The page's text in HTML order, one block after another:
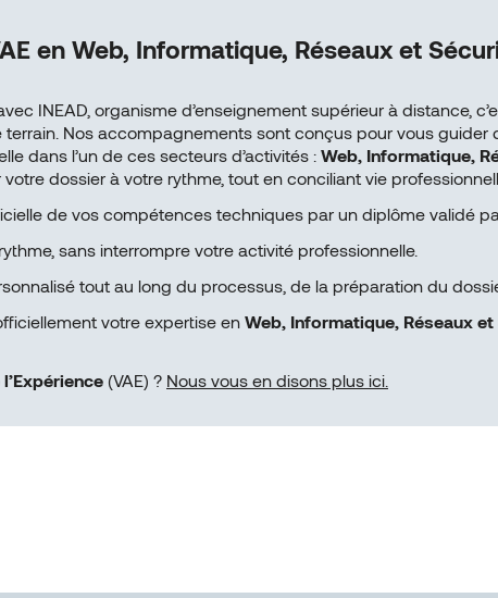
en Web, Informatique, Réseaux et
INEAD, organisme d’enseignement supérieur à distance,
terrain. Nos accompagnements sont conçus pour vous
dans l’un de ces secteurs d’activités : Web, Informatique,
dossier à votre rythme, tout en conciliant vie
de vos compétences techniques par un diplôme validé par
sans interrompre votre activité professionnelle.
tout au long du processus, de la préparation du
votre expertise en Web, Informatique, Réseaux
(VAE) ? Nous vous en disons plus ici.